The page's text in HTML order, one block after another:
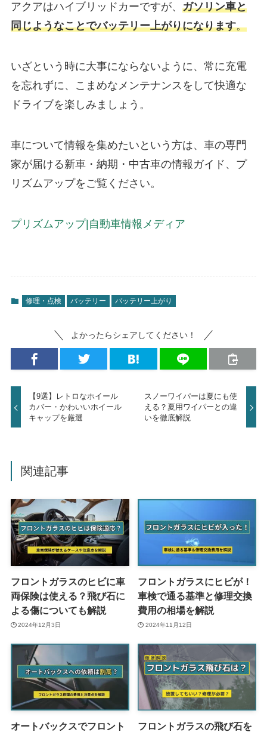
アクアはハイブリッドカーですが、 ガソリン車と
同じようなことでバッテリー上がりになります。
いざという時に大事にならないように、常に充電
を忘れずに、こまめなメンテナンスをして快適な
ドライブを楽しみましょう。
車について情報を集めたいという方は、車の専門
家が届ける新車・納期・中古車の情報ガイド、プ
リズムアップをご覧ください。
プリズムアップ|自動車情報メディア
修理・点検 バッテリー バッテリー上がり
よかったらシェアしてください！
【9選】レトロなホイール
カバー・かわいいホイール
キャップを厳選
スノーワイパーは夏にも使
える？夏用ワイパーとの違
いを徹底解説
関連記事
フロントガラスのヒビに車
両保険は使える？飛び石に
よる傷についても解説
2024年12月3日
フロントガラスにヒビが！
車検で通る基準と修理交換
費用の相場を解説
2024年11月12日
オートバックスでフロント
フロントガラスの飛び石を